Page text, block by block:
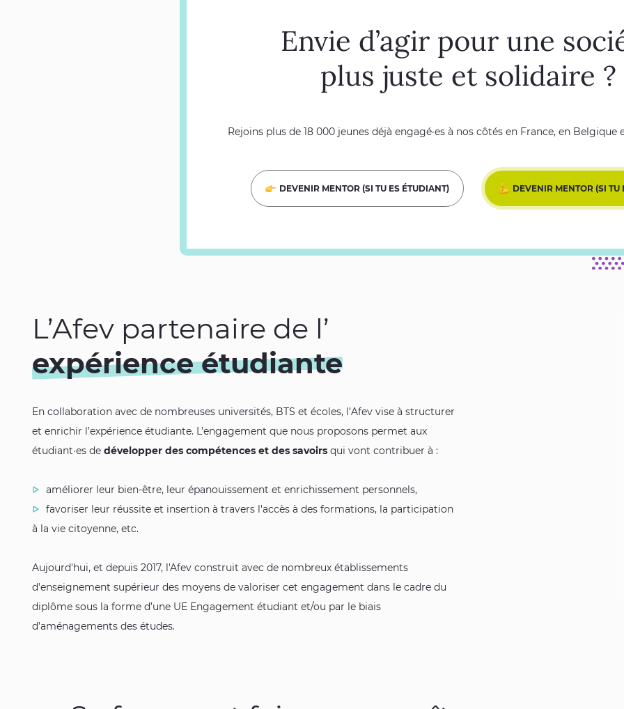
Envie d’agir pour une
plus juste et solidaire ?
Rejoins plus de 18 000 jeunes déjà engagé·es à nos côtés en France, en Belgique
DEVENIR MENTOR (SI TU ES ÉTUDIANT) DEVENIR MENTOR (SI TU
L’Afev partenaire de l’
expérience étudiante
En collaboration avec de nombreuses universités, BTS et écoles, l’Afev vise à structurer
et enrichir l’expérience étudiante. L’engagement que nous proposons permet aux
étudiant·es de développer des compétences et des savoirs qui vont contribuer à :
améliorer leur bien-être, leur épanouissement et enrichissement personnels,
favoriser leur réussite et insertion à travers l'accès à des formations, la participation
à la vie citoyenne, etc.
Aujourd'hui, et depuis 2017, l'Afev construit avec de nombreux établissements
d'enseignement supérieur des moyens de valoriser cet engagement dans le cadre du
diplôme sous la forme d’une UE Engagement étudiant et/ou par le biais
d’aménagements des études.